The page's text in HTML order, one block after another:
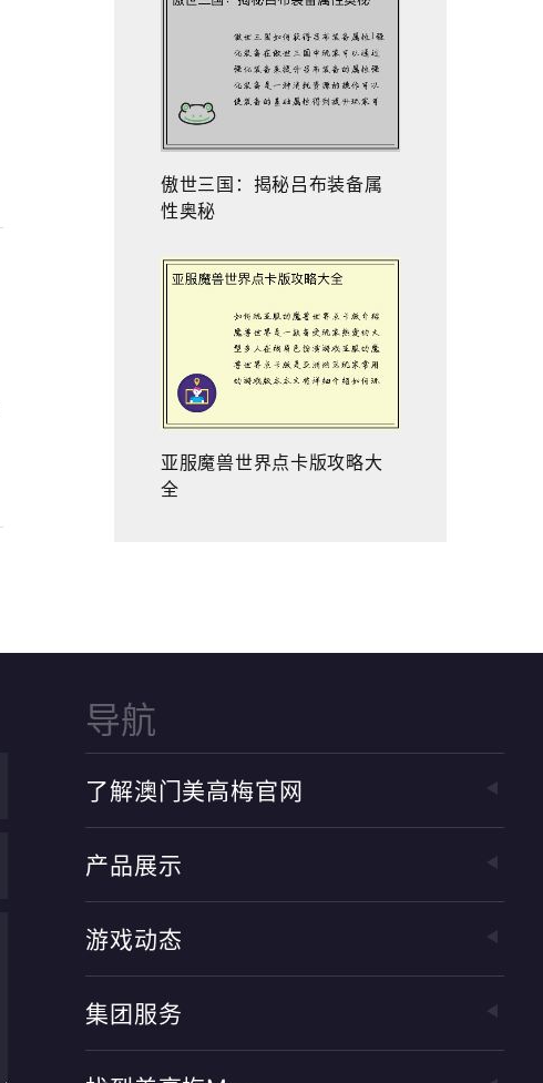
傲世三国：揭秘吕布装备属
性奥秘
亚服魔兽世界点卡版攻略大
全
导航
了解澳门美高梅官网
产品展示
游戏动态
集团服务